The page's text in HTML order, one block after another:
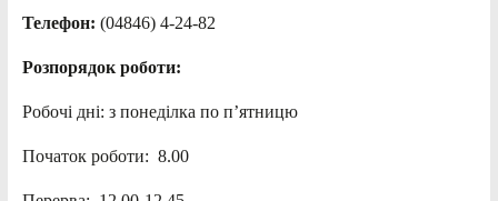
Телефон: (04846) 4-24-82
Розпорядок роботи:
Робочі дні: з понеділка по п’ятницю
Початок роботи: 8.00